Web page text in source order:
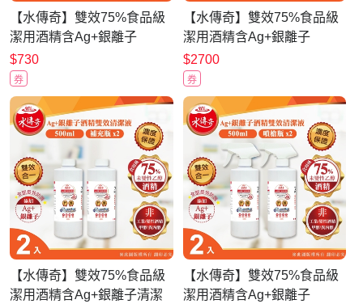
【水傳奇】雙效75%食品級
潔用酒精含Ag+銀離子
4000mlx1(4公升1入)
$730
券
【水傳奇】雙效75%食品級
潔用酒精含Ag+銀離子
20L(20公升大容量補充)
$2700
券
【水傳奇】雙效75%食品級
潔用酒精含Ag+銀離子清潔
【水傳奇】雙效75%食品級
潔用酒精含Ag+銀離子